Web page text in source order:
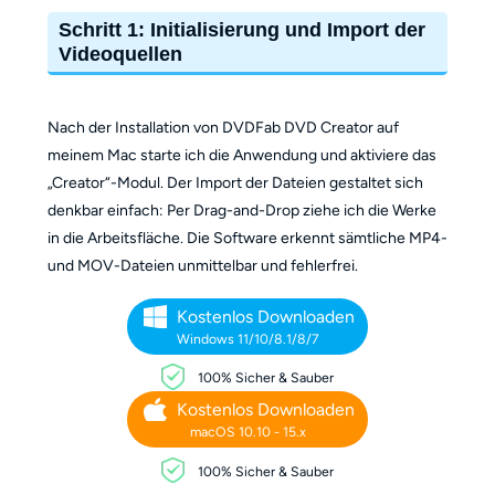
Schritt 1: Initialisierung und Import der
Videoquellen
Nach der Installation von DVDFab DVD Creator auf
meinem Mac starte ich die Anwendung und aktiviere das
„Creator“-Modul. Der Import der Dateien gestaltet sich
denkbar einfach: Per Drag-and-Drop ziehe ich die Werke
in die Arbeitsfläche. Die Software erkennt sämtliche MP4-
und MOV-Dateien unmittelbar und fehlerfrei.
Kostenlos Downloaden
Windows 11/10/8.1/8/7
100% Sicher & Sauber
Kostenlos Downloaden
macOS 10.10 - 15.x
100% Sicher & Sauber